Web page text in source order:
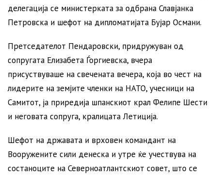
делегација се министерката за одбрана Славјанка
Петровска и шефот на дипломатијата Бујар Османи.
Претседателот Пендаровски, придружуван од
сопругата Елизабета Ѓоргиевска, вчера
присуствуваше на свечената вечера, која во чест на
лидерите на земјите членки на НАТО, учесници на
Самитот, ја приредија шпанскиот крал Фелипе Шести
и неговата сопруга, кралицата Летиција.
Шефот на државата и врховен командант на
Вооружените сили денеска и утре ќе учествува на
состаноците на Северноатлантскиот совет, што се